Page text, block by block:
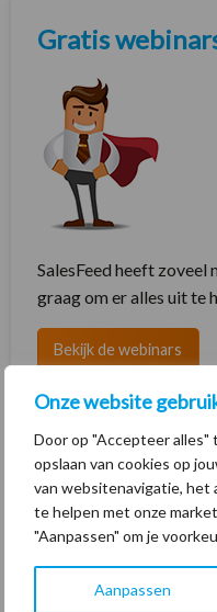
Onze website
Door op "Accepteer alles"
opslaan van cookies op
van websitenavigatie, het
te helpen met onze
"Aanpassen" om je
Aanpassen
Gratis
SalesFeed heeft zoveel
graag om er alles uit te
Bekijk de webinars
Interesse in 4
herkennen?
Ontdek de
30 dagen gratis.